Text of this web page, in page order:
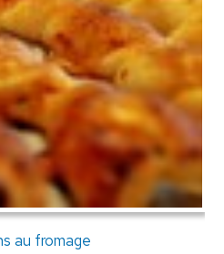
au fromage